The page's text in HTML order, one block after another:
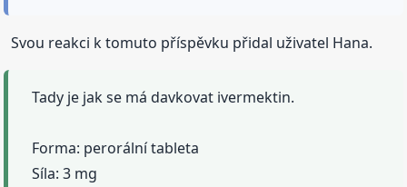
Svou reakci k tomuto příspěvku přidal uživatel Hana.
Tady je jak se má davkovat ivermektin.
Forma: perorální tableta
Síla: 3 mg